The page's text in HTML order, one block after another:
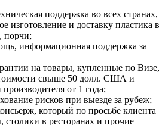
поддержка во всех странах,
изготовление и доставку пластика в
порчи;
информационная поддержка за
на товары, купленные по Визе,
свыше 50 долл. США и
от 1 года;
рисков при выезде за рубеж;
который по просьбе клиента
столики в ресторанах и прочие